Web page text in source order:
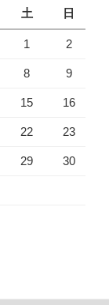
土 日
1 2
8 9
15 16
22 23
29 30